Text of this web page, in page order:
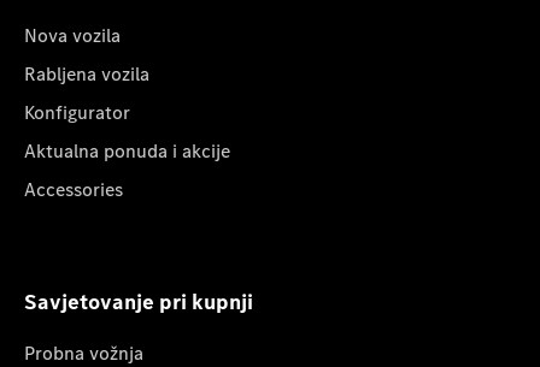
Nova vozila
Rabljena vozila
Konfigurator
Aktualna ponuda i akcije
Accessories
Savjetovanje pri kupnji
Probna vožnja